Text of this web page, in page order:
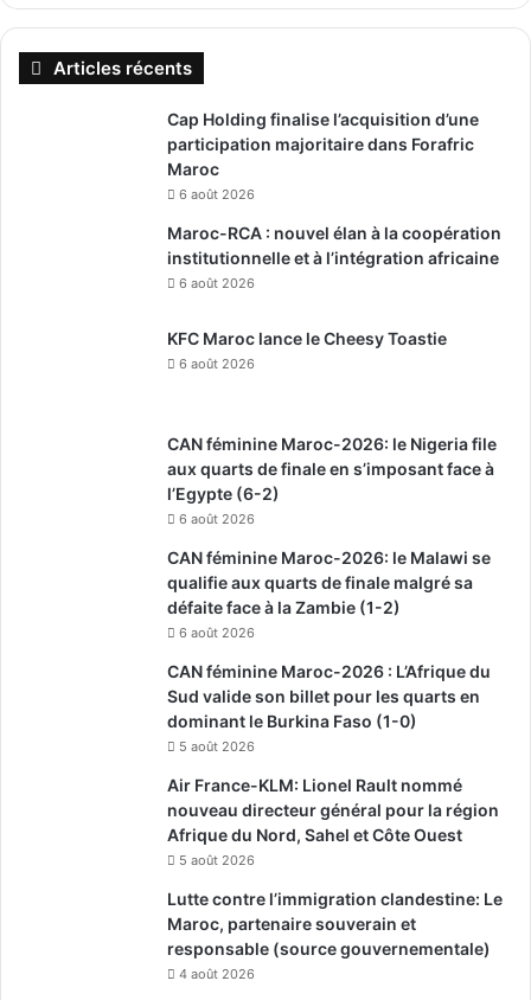
Articles récents
Cap Holding finalise l’acquisition d’une
participation majoritaire dans Forafric
Maroc
6 août 2026
Maroc-RCA : nouvel élan à la coopération
institutionnelle et à l’intégration africaine
6 août 2026
KFC Maroc lance le Cheesy Toastie
6 août 2026
CAN féminine Maroc-2026: le Nigeria file
aux quarts de finale en s’imposant face à
l’Egypte (6-2)
6 août 2026
CAN féminine Maroc-2026: le Malawi se
qualifie aux quarts de finale malgré sa
défaite face à la Zambie (1-2)
6 août 2026
CAN féminine Maroc-2026 : L’Afrique du
Sud valide son billet pour les quarts en
dominant le Burkina Faso (1-0)
5 août 2026
Air France-KLM: Lionel Rault nommé
nouveau directeur général pour la région
Afrique du Nord, Sahel et Côte Ouest
5 août 2026
Lutte contre l’immigration clandestine: Le
Maroc, partenaire souverain et
responsable (source gouvernementale)
4 août 2026